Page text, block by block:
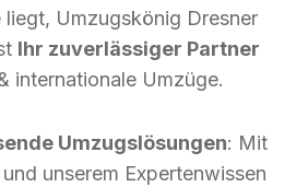
liegt, Umzugskönig Dresner
Ihr zuverlässiger Partner
internationale Umzüge.
Umzugslösungen: Mit
unserem Expertenwissen